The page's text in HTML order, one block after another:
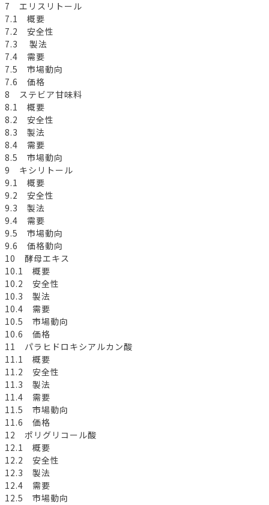
7 エリスリトール
7.1 概要
7.2 安全性
7.3 製法
7.4 需要
7.5 市場動向
7.6 価格
8 ステビア甘味料
8.1 概要
8.2 安全性
8.3 製法
8.4 需要
8.5 市場動向
9 キシリトール
9.1 概要
9.2 安全性
9.3 製法
9.4 需要
9.5 市場動向
9.6 価格動向
10 酵母エキス
10.1 概要
10.2 安全性
10.3 製法
10.4 需要
10.5 市場動向
10.6 価格
11 パラヒドロキシアルカン酸
11.1 概要
11.2 安全性
11.3 製法
11.4 需要
11.5 市場動向
11.6 価格
12 ポリグリコール酸
12.1 概要
12.2 安全性
12.3 製法
12.4 需要
12.5 市場動向